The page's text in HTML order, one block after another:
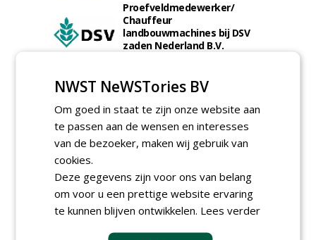
Proefveldmedewerker/
Chauffeur
landbouwmachines bij DSV
zaden Nederland B.V.
DSV zaden Nederland B.V.
Groeiplaats specialist bij
Boomtotaalzorg32-40 uur
30-07-2026, Schalkwijk
Boominspecteur bij
Boomtotaalzorg24-40 uur
30-07-2026, Schalkwijk
meer Groene Banen
NWST NeWSTories BV
Om goed in staat te zijn onze website aan
te passen aan de wensen en interesses
van de bezoeker, maken wij gebruik van
cookies.
Deze gegevens zijn voor ons van belang
om voor u een prettige website ervaring
te kunnen blijven ontwikkelen. Lees verder